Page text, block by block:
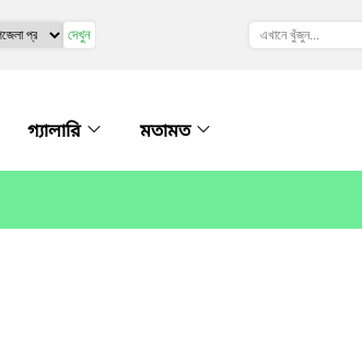
দেখুন
গ্যালারি মতামত